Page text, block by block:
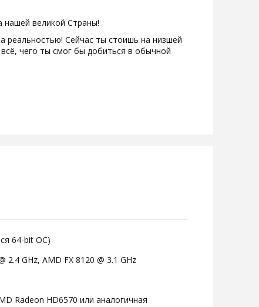
нашей великой Страны!
реальностью! Сейчас ты стоишь на низшей
чего ты смог бы добиться в обычной
64-bit ОС)
2.4 GHz, AMD FX 8120 @ 3.1 GHz
Radeon HD6570 или аналогичная